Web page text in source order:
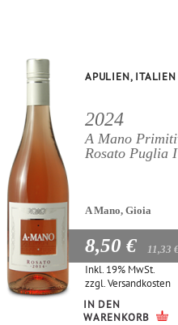
APULIEN, ITALIEN
2024
A Mano
Rosato Puglia
A Mano, Gioia
8,50 € 11,33
Inkl. 19% MwSt.
zzgl.Versandkosten
IN DEN
WARENKORB